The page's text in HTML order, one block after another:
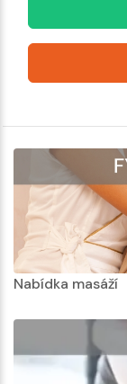
Nabídka masáží